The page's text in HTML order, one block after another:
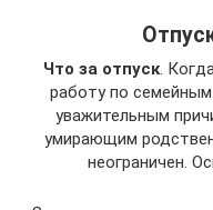
Что за отпуск.
работу по
уважительным
умирающим
неограничен.